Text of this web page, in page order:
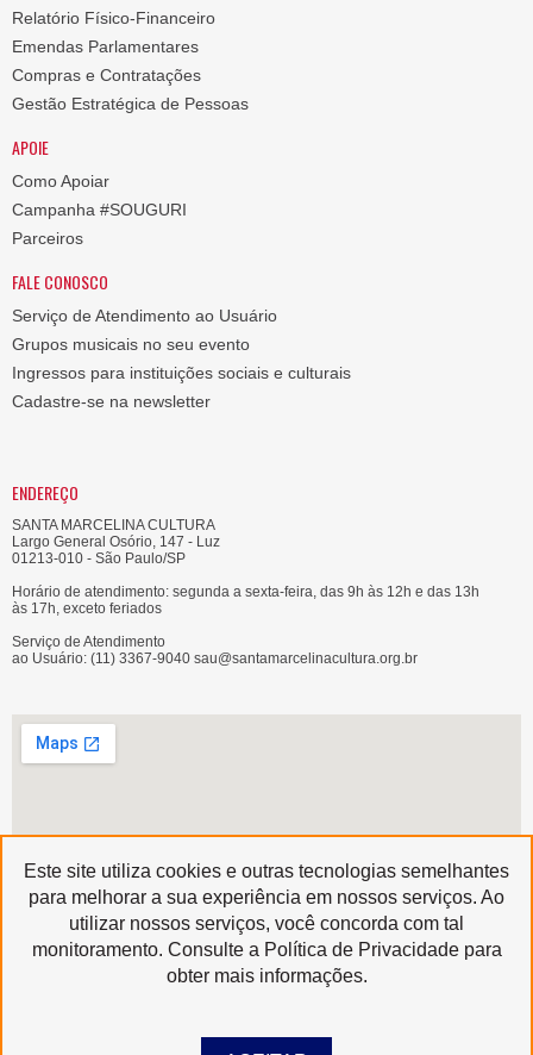
Relatório Físico-Financeiro
Emendas Parlamentares
Compras e Contratações
Gestão Estratégica de Pessoas
APOIE
Como Apoiar
Campanha #SOUGURI
Parceiros
FALE CONOSCO
Serviço de Atendimento ao Usuário
Grupos musicais no seu evento
Ingressos para instituições sociais e culturais
Cadastre-se na newsletter
ENDEREÇO
SANTA MARCELINA CULTURA
Largo General Osório, 147 - Luz
01213-010 - São Paulo/SP
Horário de atendimento: segunda a sexta-feira, das 9h às 12h e das 13h
às 17h, exceto feriados
Serviço de Atendimento
ao Usuário: (11) 3367-9040 sau@santamarcelinacultura.org.br
Produzido por
Copyright © 2020 | Santa Marcelina Cultura • Todos os Direitos Reservados
Este site utiliza cookies e outras tecnologias semelhantes
para melhorar a sua experiência em nossos serviços. Ao
utilizar nossos serviços, você concorda com tal
monitoramento. Consulte a Política de Privacidade para
obter mais informações.